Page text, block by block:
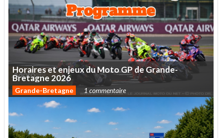
HorairesetenjeuxduMotoGPdeGrande-
Bretagne 2026
Grande-Bretagne 1 commentaire